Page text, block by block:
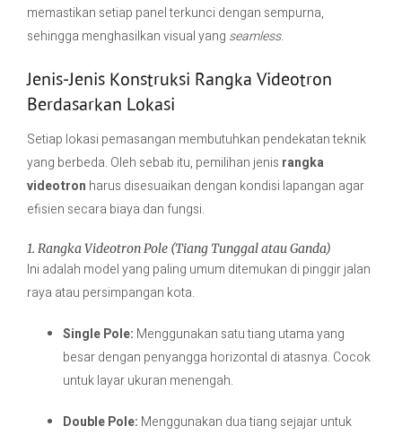
memastikan setiap panel terkunci dengan sempurna,
sehingga menghasilkan visual yang seamless.
Jenis-Jenis Konstruksi Rangka Videotron
Berdasarkan Lokasi
Setiap lokasi pemasangan membutuhkan pendekatan teknik
yang berbeda. Oleh sebab itu, pemilihan jenis rangka
videotron harus disesuaikan dengan kondisi lapangan agar
efisien secara biaya dan fungsi.
1. Rangka Videotron Pole (Tiang Tunggal atau Ganda)
Ini adalah model yang paling umum ditemukan di pinggir jalan
raya atau persimpangan kota.
Single Pole: Menggunakan satu tiang utama yang
besar dengan penyangga horizontal di atasnya. Cocok
untuk layar ukuran menengah.
Double Pole: Menggunakan dua tiang sejajar untuk